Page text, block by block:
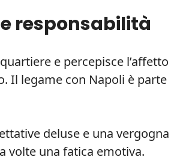
responsabilità
e percepisce l’affetto
Il legame con Napoli è parte
deluse e una vergogna
volte una fatica emotiva.